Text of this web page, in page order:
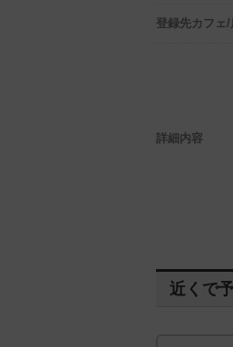
登録先カフェ
詳細内容
近くで